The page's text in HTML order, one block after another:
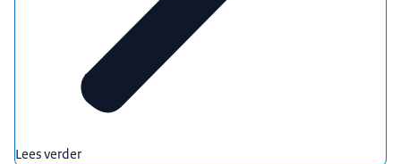
Lees verder